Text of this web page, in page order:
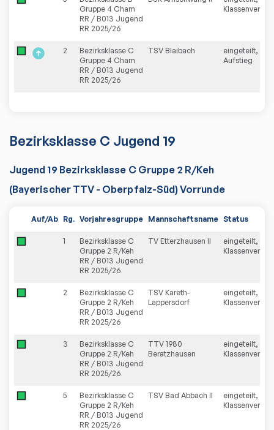
Gruppe 4 Cham
RR / B013 Jugend
RR 2025/26
2
Bezirksklasse C
Gruppe 4 Cham
RR / B013 Jugend
RR 2025/26
TSV Blaibach
eingeteilt,
Aufstieg
Bezirksklasse C Jugend 19
Jugend 19 Bezirksklasse C Gruppe 2 R/Keh
(Bayerischer TTV - Oberpfalz-Süd) Vorrunde
Auf/Ab Rg. Vorjahresgruppe Mannschaftsname Status
1
Bezirksklasse C
Gruppe 2 R/Keh
RR / B013 Jugend
RR 2025/26
TV Etterzhausen II
eingeteilt,
2
Bezirksklasse C
Gruppe 2 R/Keh
RR / B013 Jugend
RR 2025/26
TSV Kareth-
Lappersdorf
eingeteilt,
3
Bezirksklasse C
Gruppe 2 R/Keh
RR / B013 Jugend
RR 2025/26
TTV 1980
Beratzhausen
eingeteilt,
5
Bezirksklasse C
Gruppe 2 R/Keh
RR / B013 Jugend
RR 2025/26
TSV Bad Abbach II
eingeteilt,